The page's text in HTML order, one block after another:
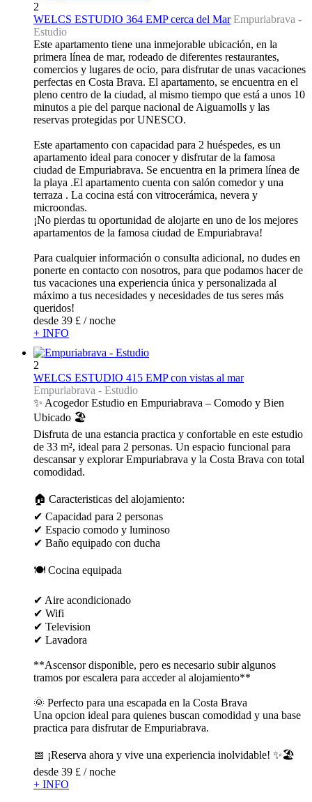
2
WELCS ESTUDIO 364 EMP cerca del Mar Empuriabrava -
Estudio
Este apartamento tiene una inmejorable ubicación, en la
primera línea de mar, rodeado de diferentes restaurantes,
comercios y lugares de ocio, para disfrutar de unas vacaciones
perfectas en Costa Brava. El apartamento, se encuentra en el
pleno centro de la ciudad, al mismo tiempo que está a unos 10
minutos a pie del parque nacional de Aiguamolls y las
reservas protegidas por UNESCO.
Este apartamento con capacidad para 2 huéspedes, es un
apartamento ideal para conocer y disfrutar de la famosa
ciudad de Empuriabrava. Se encuentra en la primera línea de
la playa .El apartamento cuenta con salón comedor y una
terraza . La cocina está con vitrocerámica, nevera y
microondas.
¡No pierdas tu oportunidad de alojarte en uno de los mejores
apartamentos de la famosa ciudad de Empuriabrava!
Para cualquier información o consulta adicional, no dudes en
ponerte en contacto con nosotros, para que podamos hacer de
tus vacaciones una experiencia única y personalizada al
máximo a tus necesidades y necesidades de tus seres más
queridos!
desde 39 £ / noche
+ INFO
2
WELCS ESTUDIO 415 EMP con vistas al mar
Empuriabrava - Estudio
✨ Acogedor Estudio en Empuriabrava – Comodo y Bien
Ubicado 🏖️
Disfruta de una estancia practica y confortable en este estudio
de 33 m², ideal para 2 personas. Un espacio funcional para
descansar y explorar Empuriabrava y la Costa Brava con total
comodidad.
🏠 Caracteristicas del alojamiento:
✔ Capacidad para 2 personas
✔ Espacio comodo y luminoso
✔ Baño equipado con ducha
🍽 Cocina equipada
✔ Aire acondicionado
✔ Wifi
✔ Television
✔ Lavadora
**Ascensor disponible, pero es necesario subir algunos
tramos por escalera para acceder al alojamiento**
🌞 Perfecto para una escapada en la Costa Brava
Una opcion ideal para quienes buscan comodidad y una base
practica para disfrutar de Empuriabrava.
📅 ¡Reserva ahora y vive una experiencia inolvidable! ✨🏖️
desde 39 £ / noche
+ INFO